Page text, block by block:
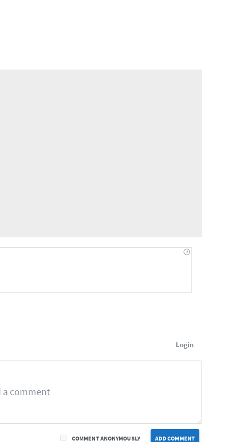
Login
ADD COMMENT
COMMENT ANONYMOUSLY